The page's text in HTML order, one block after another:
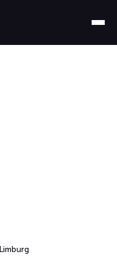
Limburg